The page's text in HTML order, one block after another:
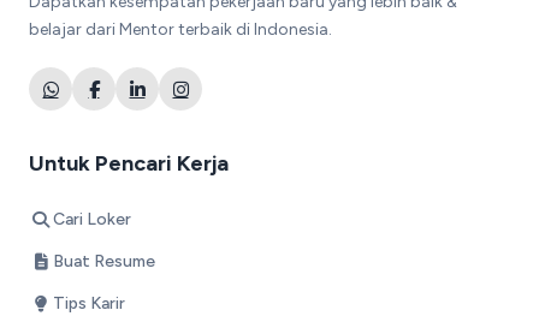
belajar dari Mentor terbaik di Indonesia.
Untuk Pencari Kerja
Cari Loker
Buat Resume
Tips Karir